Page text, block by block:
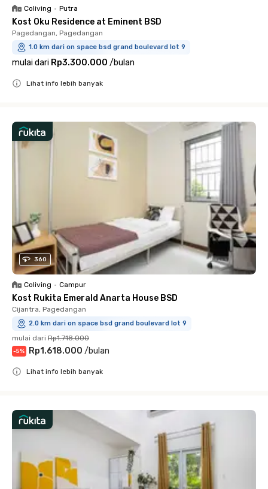
Coliving • Putra
Kost Oku Residence at Eminent BSD
Pagedangan, Pagedangan
1.0 km dari on space bsd grand boulevard lot 9
mulai dari Rp3.300.000 /bulan
Lihat info lebih banyak
360
Coliving • Campur
Kost Rukita Emerald Anarta House BSD
Cijantra, Pagedangan
2.0 km dari on space bsd grand boulevard lot 9
mulai dari Rp1.718.000
-5% Rp1.618.000 /bulan
Lihat info lebih banyak